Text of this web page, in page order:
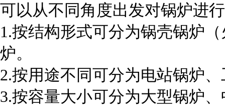
可以从不同角度出发对锅炉进
1.按结构形式可分为锅壳锅炉
炉。
2.按用途不同可分为电站锅炉
3.按容量大小可分为大型锅炉